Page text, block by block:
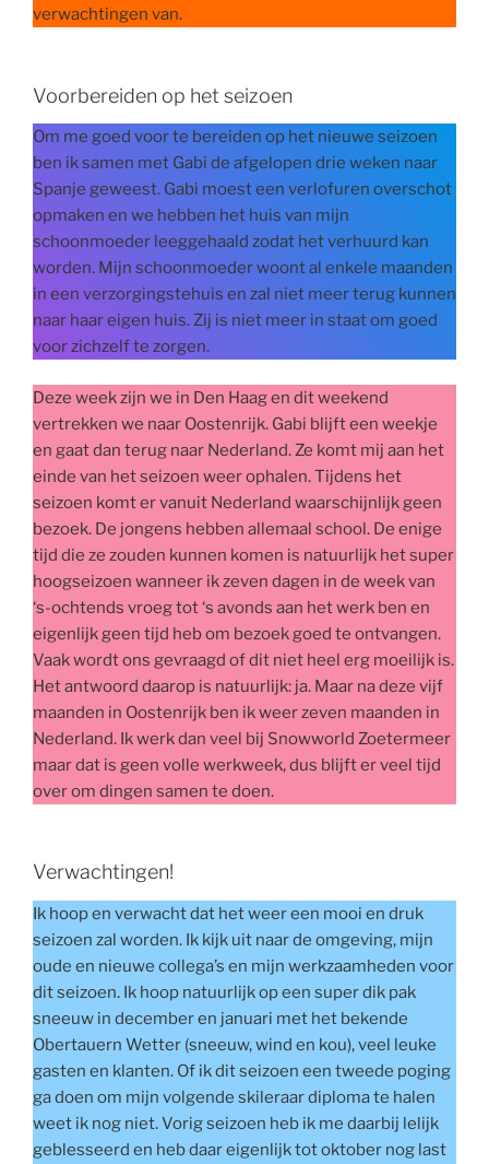
verwachtingen van.
Voorbereiden op het seizoen
Om me goed voor te bereiden op het nieuwe seizoen
ben ik samen met Gabi de afgelopen drie weken naar
Spanje geweest. Gabi moest een verlofuren overschot
opmaken en we hebben het huis van mijn
schoonmoeder leeggehaald zodat het verhuurd kan
worden. Mijn schoonmoeder woont al enkele maanden
in een verzorgingstehuis en zal niet meer terug kunnen
naar haar eigen huis. Zij is niet meer in staat om goed
voor zichzelf te zorgen.
Deze week zijn we in Den Haag en dit weekend
vertrekken we naar Oostenrijk. Gabi blijft een weekje
en gaat dan terug naar Nederland. Ze komt mij aan het
einde van het seizoen weer ophalen. Tijdens het
seizoen komt er vanuit Nederland waarschijnlijk geen
bezoek. De jongens hebben allemaal school. De enige
tijd die ze zouden kunnen komen is natuurlijk het super
hoogseizoen wanneer ik zeven dagen in de week van
‘s-ochtends vroeg tot ‘s avonds aan het werk ben en
eigenlijk geen tijd heb om bezoek goed te ontvangen.
Vaak wordt ons gevraagd of dit niet heel erg moeilijk is.
Het antwoord daarop is natuurlijk: ja. Maar na deze vijf
maanden in Oostenrijk ben ik weer zeven maanden in
Nederland. Ik werk dan veel bij Snowworld Zoetermeer
maar dat is geen volle werkweek, dus blijft er veel tijd
over om dingen samen te doen.
Verwachtingen!
Ik hoop en verwacht dat het weer een mooi en druk
seizoen zal worden. Ik kijk uit naar de omgeving, mijn
oude en nieuwe collega’s en mijn werkzaamheden voor
dit seizoen. Ik hoop natuurlijk op een super dik pak
sneeuw in december en januari met het bekende
Obertauern Wetter (sneeuw, wind en kou), veel leuke
gasten en klanten. Of ik dit seizoen een tweede poging
ga doen om mijn volgende skileraar diploma te halen
weet ik nog niet. Vorig seizoen heb ik me daarbij lelijk
geblesseerd en heb daar eigenlijk tot oktober nog last